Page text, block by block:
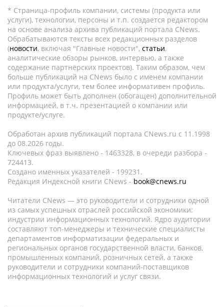
* Страница-профиль компании, системы (продукта или
услуги), технологии, персоны и т.п. создается редактором
на основе анализа архива публикаций портала CNews.
Обрабатываются тексты всех редакционных разделов
(новости, включая "Главные новости", статьи,
аналитические обзоры рынков, интервью, а также
содержание партнёрских проектов). Таким образом, чем
больше публикаций на CNews было с именем компании
или продукта/услуги, тем более информативен профиль.
Профиль может быть дополнен (обогащен) дополнительной
информацией, в т.ч. презентацией о компании или
продукте/услуге.
Обработан архив публикаций портала CNews.ru c 11.1998
до 08.2026 годы.
Ключевых фраз выявлено - 1463328, в очереди разбора -
724413.
Создано именных указателей - 199231.
Редакция Индексной книги CNews - book@cnews.ru
Читатели CNews — это руководители и сотрудники одной
из самых успешных отраслей российской экономики:
индустрии информационных технологий. Ядро аудитории
составляют топ-менеджеры и технические специалисты
департаментов информатизации федеральных и
региональных органов государственной власти, банков,
промышленных компаний, розничных сетей, а также
руководители и сотрудники компаний-поставщиков
информационных технологий и услуг связи.